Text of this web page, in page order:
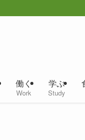
働く
Work
学ぶ
Study